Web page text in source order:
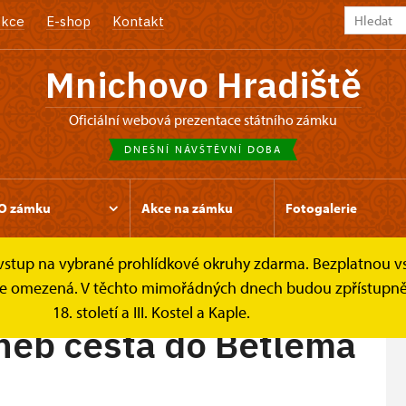
E-shop Kontakt
Mnichovo Hradiště
oficiální webová prezentace státního zámku
DNEŠNÍ NÁVŠTĚVNÍ DOBA
zámku Akce na zámku Fotogalerie
na vybrané prohlídkové okruhy zdarma. Bezplatnou
V těchto mimořádných dnech budou
18. století a III. Kostel a Kaple.
aneb cesta do...
cesta do Betléma